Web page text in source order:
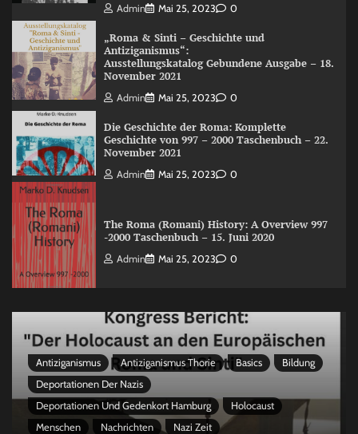
Admin Mai 25, 2023 0
„Roma & Sinti – Geschichte und
Antiziganismus“:
Ausstellungskatalog Gebundene Ausgabe – 18.
November 2021
Admin Mai 25, 2023 0
Die Geschichte der Roma: Komplette
Geschichte von 997 – 2000 Taschenbuch – 22.
November 2021
Admin Mai 25, 2023 0
The Roma (Romani) History: A Overview 997
-2000 Taschenbuch – 15. Juni 2020
Admin Mai 25, 2023 0
Antiziganismus Antiziganismus Thorie Basics
Bildung
Deportationen Der Nazis
Deportationen Und Gedenkort Hamburg
Holocaust
Menschen
Nachrichten Nazi Zeit